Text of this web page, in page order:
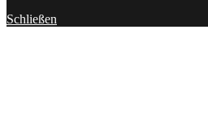
Schließen